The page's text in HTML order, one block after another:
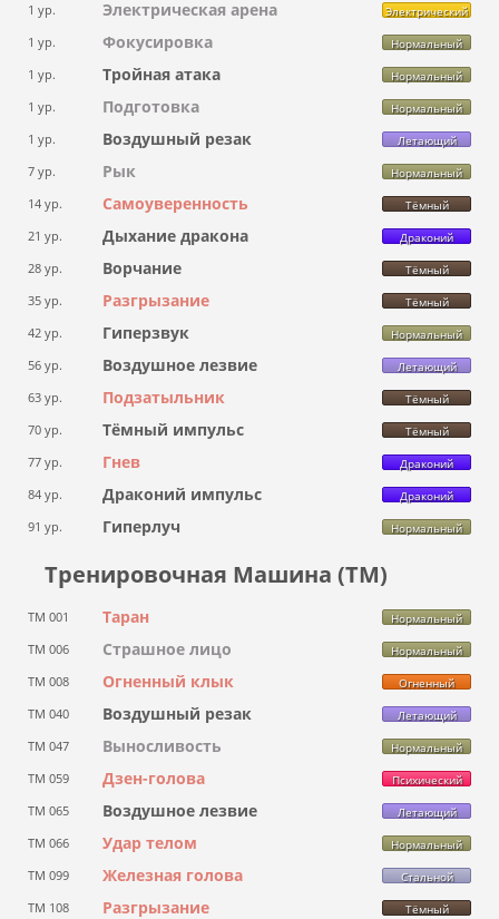
1 ур. Электрическая арена Электрический
1 ур. Фокусировка Нормальный
1 ур. Тройная атака Нормальный
1 ур. Подготовка Нормальный
1 ур. Воздушный резак Летающий
7 ур. Рык Нормальный
14 ур. Самоуверенность Тёмный
21 ур. Дыхание дракона Драконий
28 ур. Ворчание Тёмный
35 ур. Разгрызание Тёмный
42 ур. Гиперзвук Нормальный
56 ур. Воздушное лезвие Летающий
63 ур. Подзатыльник Тёмный
70 ур. Тёмный импульс Тёмный
77 ур. Гнев Драконий
84 ур. Драконий импульс Драконий
91 ур. Гиперлуч Нормальный
Тренировочная Машина (ТМ)
ТМ 001 Таран Нормальный
ТМ 006 Страшное лицо Нормальный
ТМ 008 Огненный клык Огненный
ТМ 040 Воздушный резак Летающий
ТМ 047 Выносливость Нормальный
ТМ 059 Дзен-голова Психический
ТМ 065 Воздушное лезвие Летающий
ТМ 066 Удар телом Нормальный
ТМ 099 Железная голова Стальной
ТМ 108 Разгрызание Тёмный